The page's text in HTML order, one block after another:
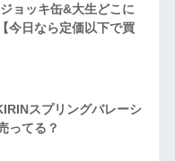
ョッキ缶&大生どこに
今日なら定価以下で買
スプリングバレーシ
ってる？